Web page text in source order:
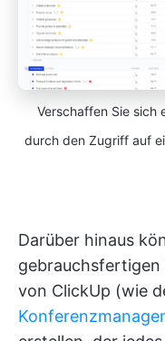
Verschaffen Sie sich
durch den Zugriff auf
Darüber hinaus
gebrauchsfertigen
von ClickUp (wie